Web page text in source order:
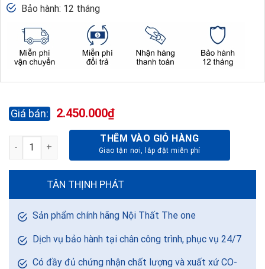
Bảo hành: 12 tháng
2.450.000₫
TỦ PHỤ DI ĐỘNG VENEER TPVM1 số lượng
THÊM VÀO GIỎ HÀNG
TÂN THỊNH PHÁT
Sản phẩm chính hãng Nội Thất The one
Dịch vụ bảo hành tại chân công trình, phục vụ 24/7
Có đầy đủ chứng nhận chất lượng và xuất xứ CO-